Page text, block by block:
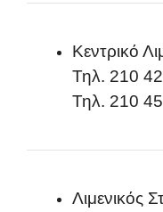
Κεντρικό
Τηλ. 210
Τηλ. 210
Λιμενικός